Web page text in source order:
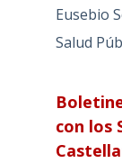
Eusebio
Salud
con los